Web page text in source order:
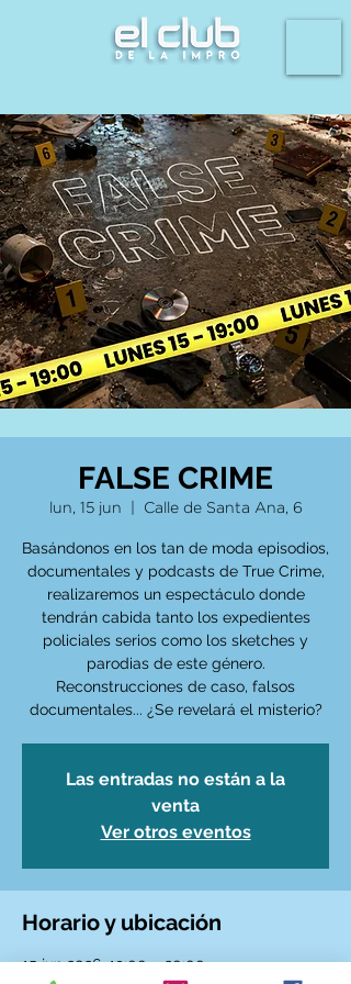
FALSE CRIME
lun, 15 jun Calle de Santa Ana, 6
Basándonos en los tan de moda episodios,
documentales y podcasts de True Crime,
realizaremos un espectáculo donde
tendrán cabida tanto los expedientes
policiales serios como los sketches y
parodias de este género.
Reconstrucciones de caso, falsos
documentales... ¿Se revelará el misterio?
Las entradas no están a la
venta
Ver otros eventos
Horario y ubicación
15 jun 2026, 19:00 – 20:00